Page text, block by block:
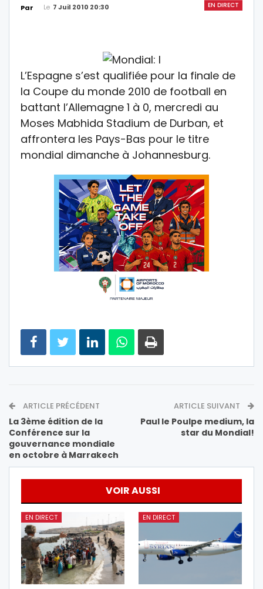
EN DIRECT
Par Le 7 Juil 2010 20:30
L’Espagne s’est qualifiée pour la finale de
la Coupe du monde 2010 de football en
battant l’Allemagne 1 à 0, mercredi au
Moses Mabhida Stadium de Durban, et
affrontera les Pays-Bas pour le titre
mondial dimanche à Johannesburg.
ARTICLE PRÉCÉDENT
La 3ème édition de la
Conférence sur la
gouvernance mondiale
en octobre à Marrakech
ARTICLE SUIVANT
Paul le Poulpe medium, la
star du Mondial!
VOIR AUSSI
EN DIRECT EN DIRECT